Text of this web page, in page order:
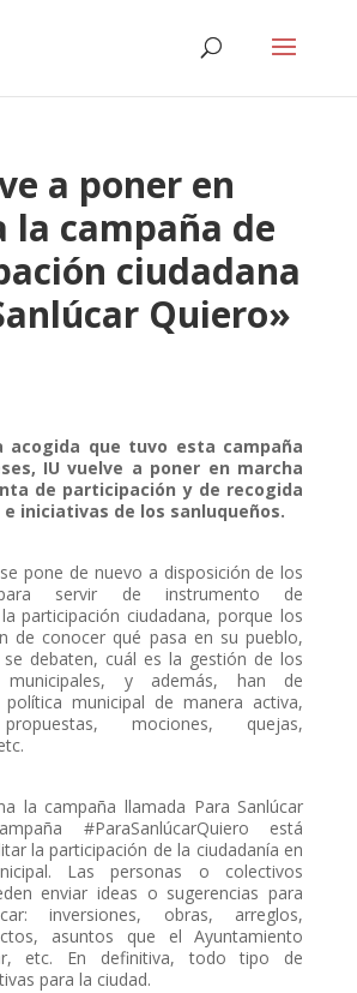
a poner en
la campaña de
ciudadana
Quiero»
acogida que tuvo esta campaña
IU vuelve a poner en marcha
de participación y de recogida
iniciativas de los sanluqueños.
pone de nuevo a disposición de los
para servir de instrumento de
participación ciudadana, porque los
de conocer qué pasa en su pueblo,
debaten, cuál es la gestión de los
municipales, y además, han de
municipal de manera activa,
mociones, quejas,
la campaña llamada Para Sanlúcar
#ParaSanlúcarQuiero está
la participación de la ciudadanía en
Las personas o colectivos
enviar ideas o sugerencias para
inversiones, obras, arreglos,
asuntos que el Ayuntamiento
etc. En definitiva, todo tipo de
para la ciudad.